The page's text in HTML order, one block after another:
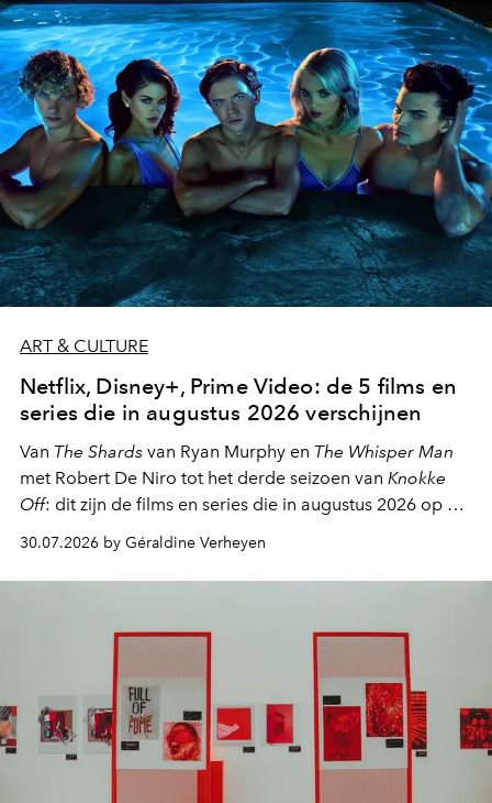
moment van verwondering.
ART & CULTURE
Netflix, Disney+, Prime Video: de 5 films en
series die in augustus 2026 verschijnen
Van The Shards van Ryan Murphy en The Whisper Man
met Robert De Niro tot het derde seizoen van Knokke
Off: dit zijn de films en series die in augustus 2026 op de
30.07.2026 by Géraldine Verheyen